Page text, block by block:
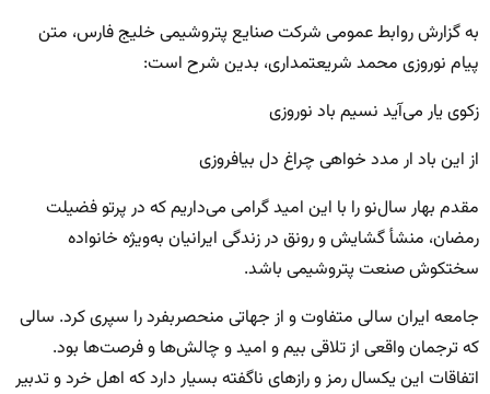
به گزارش روابط عمومی شرکت صنایع پتروشیمی خلیج فارس، متن
پیام نوروزی محمد شریعتمداری، بدین شرح است:
زکوی یار می‌آید نسیم باد نوروزی
از این باد ار مدد خواهی چراغ دل بیافروزی
مقدم بهار سال‌نو را با این امید گرامی می‌داریم که در پرتو فضیلت
رمضان، منشأ گشایش و رونق در زندگی ایرانیان به‌ویژه خانواده
سختکوش صنعت پتروشیمی باشد.
جامعه ایران سالی متفاوت و از جهاتی منحصربفرد را سپری کرد. سالی
که ترجمان واقعی از تلاقی بیم و امید و چالش‌ها و فرصت‌ها بود.
اتفاقات این یکسال رمز و رازهای ناگفته بسیار دارد که اهل خرد و تدبیر